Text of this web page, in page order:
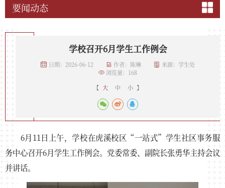
要闻动态
学校召开6月学生工作例会
日期：2026-06-12 作者：陈琳
来源：学生处
浏览量： 168
【 大 中 小 】
6月11日上午，学校在虎溪校区“一站式”学生社区事务服
务中心召开6月学生工作例会。党委常委、副院长张勇华主持会议
并讲话。